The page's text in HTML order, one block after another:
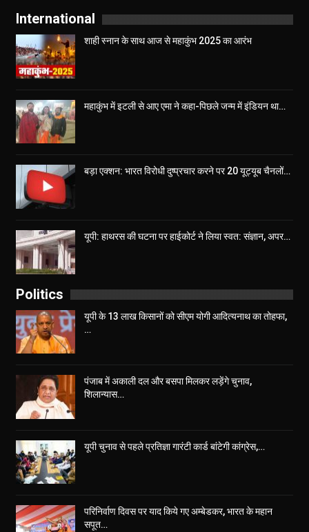
International
शाही स्नान के साथ आज से महाकुंभ 2025 का आरंभ
महाकुंभ में इटली से आए एमा ने कहा-पिछले जन्म में इंडियन था…
बड़ा एक्शन: भारत विरोधी दुष्प्रचार करने पर 20 यूट्यूब चैनलों…
यूपी: हाथरस की घटना पर हाईकोर्ट ने लिया स्वत: संज्ञान, अपर…
Politics
यूपी के 13 लाख किसानों को सीएम योगी आद‍ित्‍यनाथ का तोहफा,
…
पंजाब में अकाली दल और बसपा मिलकर लड़ेंगे चुनाव,
शिलान्यास…
यूपी चुनाव से पहले प्रतिज्ञा गारंटी कार्ड बांटेगी कांग्रेस,…
परिनिर्वाण दिवस पर याद किये गए अम्बेडकर, भारत के महान
सपूत…